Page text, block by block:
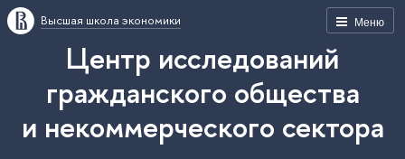
Меню
Высшая школа экономики
Центр исследований
гражданского общества
и некоммерческого сектора